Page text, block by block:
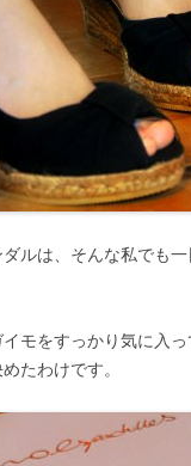
ルは、そんな私でも
モをすっかり気に入
たわけです。